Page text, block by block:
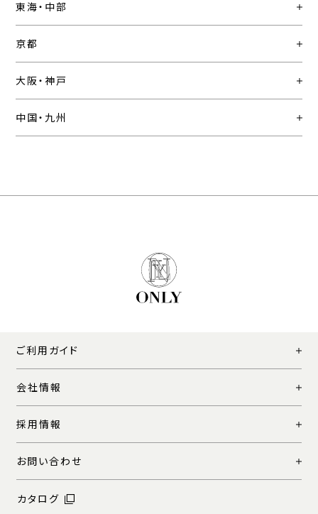
東海・中部
京都
大阪・神戸
中国・九州
ご利用ガイド
会社情報
採用情報
お問い合わせ
カタログ